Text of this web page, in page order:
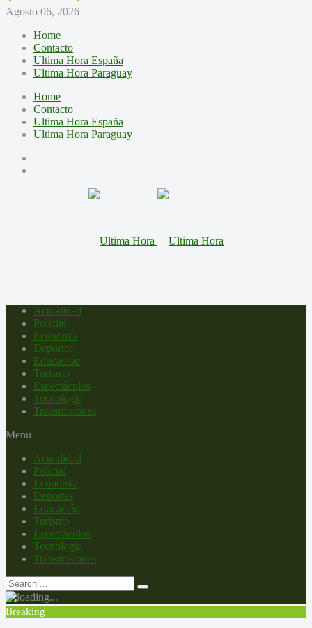
Agosto 06, 2026
Home
Contacto
Ultima Hora España
Ultima Hora Paraguay
Home
Contacto
Ultima Hora España
Ultima Hora Paraguay
Actualidad
Policial
Economía
Deportes
Educación
Turismo
Espectáculos
Tecnología
Transmisiones
Menu
Actualidad
Policial
Economía
Deportes
Educación
Turismo
Espectáculos
Tecnología
Transmisiones
Breaking